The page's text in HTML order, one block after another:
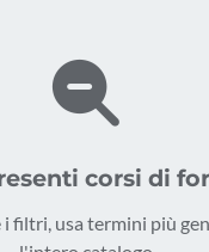
corsi di
filtri, usa termini più